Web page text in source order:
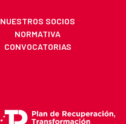
NUESTROS SOCIOS
NORMATIVA
CONVOCATORIAS